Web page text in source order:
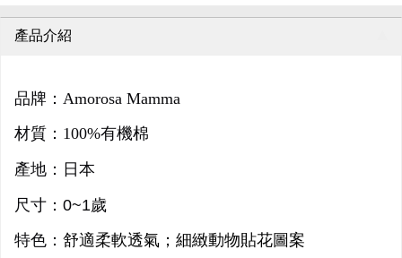
產品介紹
品牌：Amorosa Mamma
材質：100%有機棉
產地：日本
尺寸：0~1歲
特色： 舒適柔軟透氣；細緻動物貼花圖案